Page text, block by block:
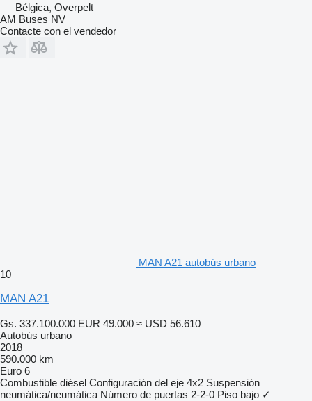
Bélgica, Overpelt
AM Buses NV
Contacte con el vendedor
MAN A21 autobús urbano
10
MAN A21
Gs. 337.100.000 EUR 49.000 ≈ USD 56.610
Autobús urbano
2018
590.000 km
Euro 6
Combustible diésel Configuración del eje 4x2 Suspensión
neumática/neumática Número de puertas 2-2-0 Piso bajo ✓